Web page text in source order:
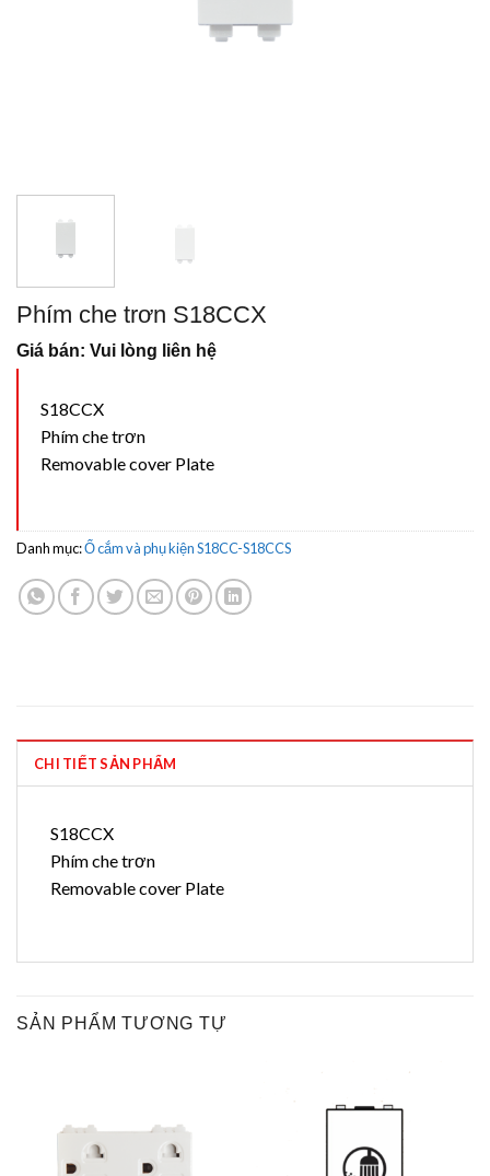
Phím che trơn S18CCX
Giá bán: Vui lòng liên hệ
S18CCX
Phím che trơn
Removable cover Plate
Danh mục:Ổ cắm và phụ kiện S18CC-S18CCS
CHI TIẾT SẢN PHẨM
S18CCX
Phím che trơn
Removable cover Plate
SẢN PHẨM TƯƠNG TỰ